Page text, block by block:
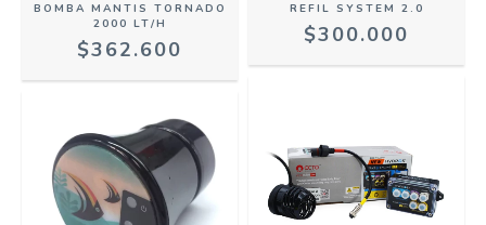
BOMBA MANTIS TORNADO
2000 LT/H
$362.600
REFIL SYSTEM 2.0
$300.000